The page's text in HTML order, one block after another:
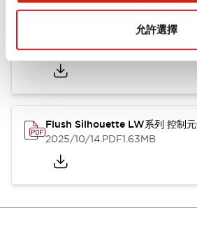
允許選擇
Flush Silhouette LW系列 控制元
2025/09/19.PDF1.23MB
Flush Silhouette LW系列 控制
2025/10/14.PDF1.63MB